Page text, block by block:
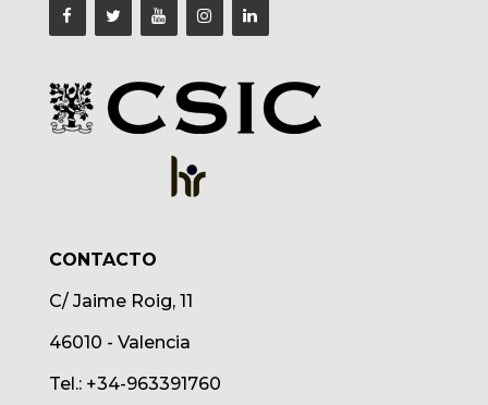
CONTACTO
C/ Jaime Roig, 11
46010 - Valencia
Tel.: +34-963391760